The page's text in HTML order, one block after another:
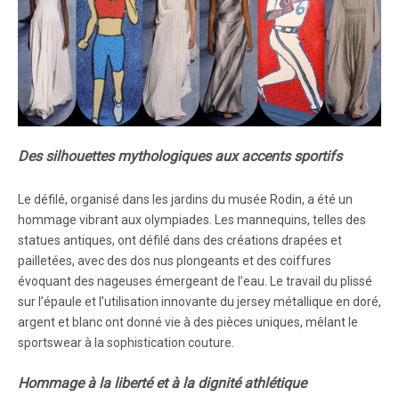
Des silhouettes mythologiques aux accents sportifs
Le défilé, organisé dans les jardins du musée Rodin, a été un
hommage vibrant aux olympiades. Les mannequins, telles des
statues antiques, ont défilé dans des créations drapées et
pailletées, avec des dos nus plongeants et des coiffures
évoquant des nageuses émergeant de l’eau. Le travail du plissé
sur l’épaule et l’utilisation innovante du jersey métallique en doré,
argent et blanc ont donné vie à des pièces uniques, mêlant le
sportswear à la sophistication couture.
Hommage à la liberté et à la dignité athlétique